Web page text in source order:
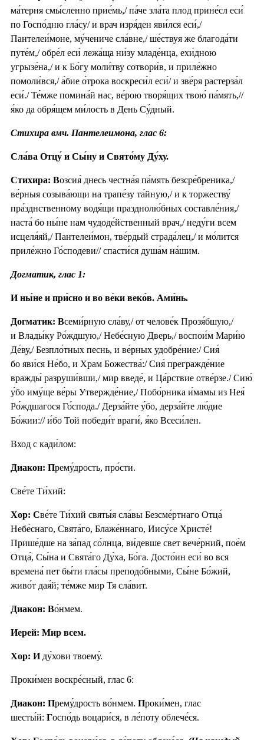
ма́терня смы́сленно прие́мь,/ па́че зла́та плод прине́сл еси́
по Госпо́дню гла́су/ и врач изря́ден яви́лся еси́,/
Пантелеи́моне, му́чениче сла́вне,/ ше́ствуя же благода́ти
путе́м,/ обре́л еси́ лежа́ща ни́зу младе́нца, ехи́дною
угрызе́на,/ и к Бо́гу моли́тву сотвори́в, и приле́жно
помоли́вся,/ а́бие о́трока воскреси́л еси́/ и зве́ря растерза́л
еси́./ Те́мже помина́й нас, ве́рою творя́щих твою́ па́мять,//
я́ко да обря́щем ми́лость в День Су́дный.
Стихира вмч. Пантелеимона, глас 6:
Сла́ва Отцу́ и Сы́ну и Свято́му Ду́ху.
Стихира: Возсия́ днесь честна́я па́мять безсре́бреника,/
ве́рныя созыва́ющи на трапе́зу та́йную,/ и к торжеству́
пра́зднственному водя́щи празднолю́бных составле́ния,/
наста́ бо ны́не нам чудоде́йственный врач,/ неду́ги всем
исцеля́яй,/ Пантелеи́мон, тве́рдый страда́лец,/ и мо́лится
приле́жно Го́сподеви// спасти́ся душа́м на́шим.
Догматик, глас 1:
И ны́не и при́сно и во ве́ки веко́в. Ами́нь.
Догматик: Всеми́рную сла́ву,/ от челове́к Прозя́бшую,/
и Влады́ку Ро́ждшую,/ Небе́сную Дверь,/ воспои́м Мари́ю
Де́ву,/ Безпло́тных песнь, и ве́рных удобре́ние:/ Сия́
бо яви́ся Не́бо, и Храм Божества́:/ Сия́ прегражде́ние
вражды́ разруши́вши,/ мир введе́, и Ца́рствие отве́рзе./ Сию́
у́бо иму́ще ве́ры Утвержде́ние,/ Побо́рника и́мамы из Нея́
Ро́ждшагося Го́спода./ Дерза́йте у́бо, дерза́йте лю́дие
Бо́жии:// и́бо Той победи́т враги́, я́ко Всеси́лен.
Вход с кади́лом:
Диакон: Прему́дрость, про́сти.
Све́те Ти́хий:
Хор: Све́те Ти́хий святы́я сла́вы Безсме́ртнаго Отца́
Небе́снаго, Свята́го, Блаже́ннаго, Иису́се Христе́!
Прише́дше на за́пад со́лнца, ви́девше свет вече́рний, пое́м
Отца́, Сы́на и Свята́го Ду́ха, Бо́га. Досто́ин еси́ во вся
времена́ пет бы́ти гла́сы преподо́бными, Сы́не Бо́жий,
живо́т дая́й; те́мже мир Тя сла́вит.
Диакон: Во́нмем.
Иерей: Мир всем.
Хор: Иду́хови твоему́.
Проки́мен воскре́сный, глас 6:
Диакон: Прему́дрость во́нмем. Проки́мен, глас
шесты́й: Госпо́дь воцари́ся, в ле́поту облече́ся.